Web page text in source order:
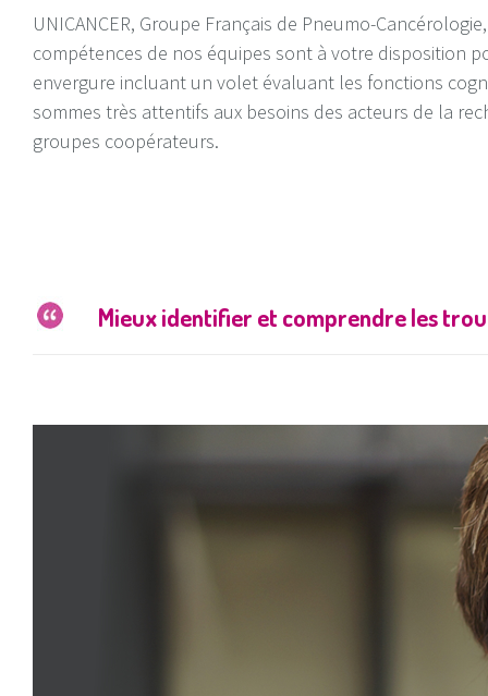
UNICANCER, Groupe Français de Pneumo-Cancérologie,
compétences de nos équipes sont à votre disposition
envergure incluant un volet évaluant les fonctions
sommes très attentifs aux besoins des acteurs de la
groupes coopérateurs.
Mieux identifier et comprendre les